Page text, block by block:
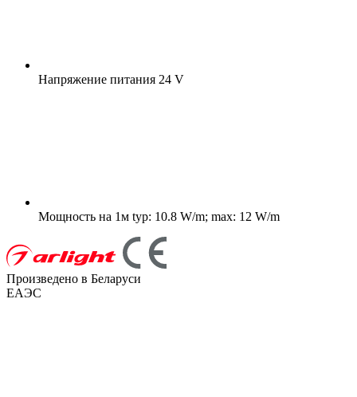
Напряжение питания 24 V
Мощность на 1м typ: 10.8 W/m; max: 12 W/m
Произведено в Беларуси
ЕАЭС